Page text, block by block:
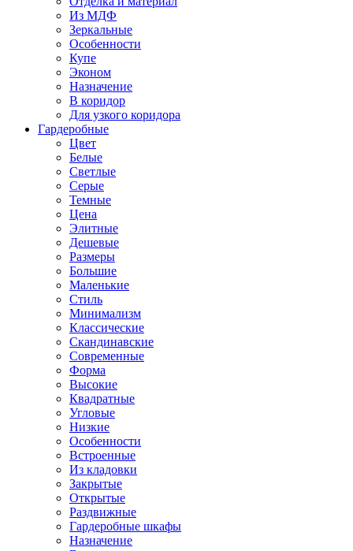
Из МДФ
Зеркальные
Особенности
Купе
Эконом
Назначение
В коридор
Для узкого коридора
Гардеробные
Цвет
Белые
Светлые
Серые
Темные
Цена
Элитные
Дешевые
Размеры
Большие
Маленькие
Стиль
Минимализм
Классические
Скандинавские
Современные
Форма
Высокие
Квадратные
Угловые
Низкие
Особенности
Встроенные
Из кладовки
Закрытые
Открытые
Раздвижные
Гардеробные шкафы
Назначение